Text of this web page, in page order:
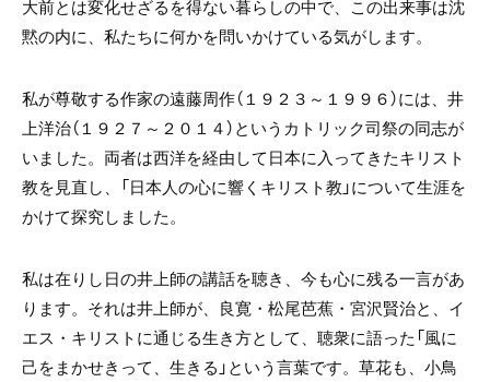
大前とは変化せざるを得ない暮らしの中で、この出来事は沈
黙の内に、私たちに何かを問いかけている気がします。
私が尊敬する作家の遠藤周作（１９２３～１９９６）には、井
上洋治（１９２７～２０１４）というカトリック司祭の同志が
いました。両者は西洋を経由して日本に入ってきたキリスト
教を見直し、「日本人の心に響くキリスト教」について生涯を
かけて探究しました。
私は在りし日の井上師の講話を聴き、今も心に残る一言があ
ります。それは井上師が、良寛・松尾芭蕉・宮沢賢治と、イ
エス・キリストに通じる生き方として、聴衆に語った「風に
己をまかせきって、生きる」という言葉です。草花も、小鳥